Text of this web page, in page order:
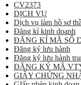
CV2373
DỊCH VỤ
Dịch vụ làm hồ sơ
Đăng kí kinh doanh
ĐĂNG KÍ MÃ SỐ
Đăng ký lưu hành
Đăng ký lưu hành
ĐĂNG KÝ MÃ
GIẤY CHỨNG